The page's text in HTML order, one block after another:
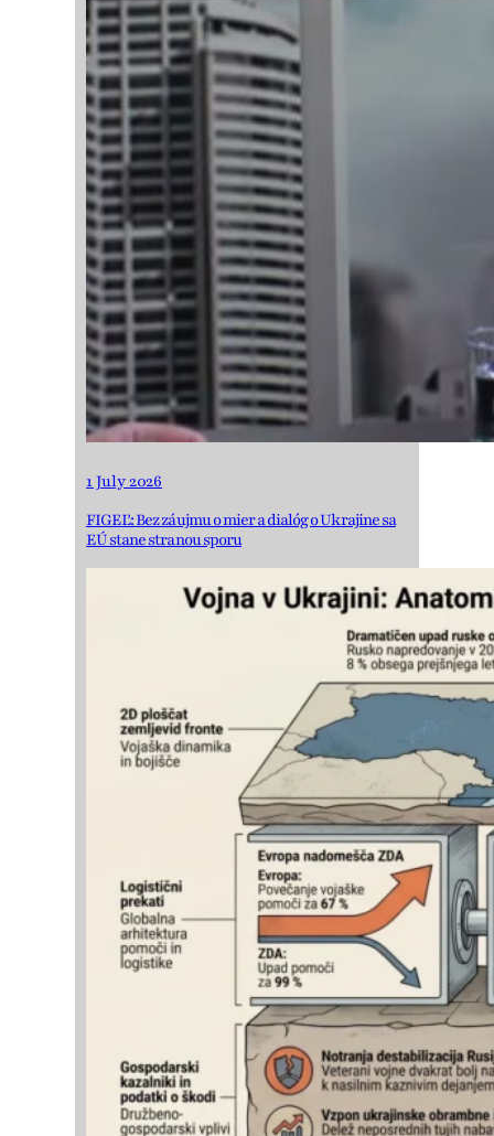
1 July 2026
FIGEĽ: Bez záujmu o mier a dialóg o Ukrajine sa
EÚ stane stranou sporu